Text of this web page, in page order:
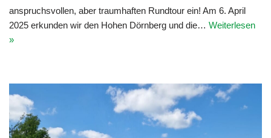
anspruchsvollen, aber traumhaften Rundtour ein! Am 6. April
2025 erkunden wir den Hohen Dörnberg und die… Weiterlesen
»